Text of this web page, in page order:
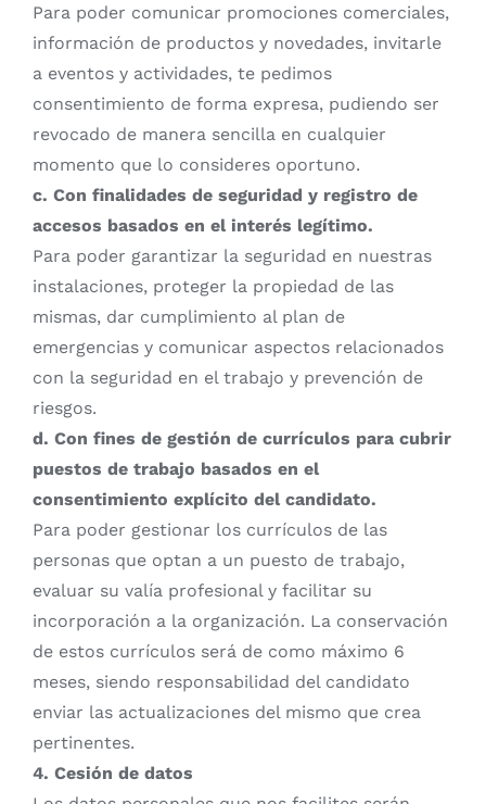
Para poder comunicar promociones comerciales,
información de productos y novedades, invitarle
a eventos y actividades, te pedimos
consentimiento de forma expresa, pudiendo ser
revocado de manera sencilla en cualquier
momento que lo consideres oportuno.
c. Con finalidades de seguridad y registro de
accesos basados en el interés legítimo.
Para poder garantizar la seguridad en nuestras
instalaciones, proteger la propiedad de las
mismas, dar cumplimiento al plan de
emergencias y comunicar aspectos relacionados
con la seguridad en el trabajo y prevención de
riesgos.
d. Con fines de gestión de currículos para cubrir
puestos de trabajo basados en el
consentimiento explícito del candidato.
Para poder gestionar los currículos de las
personas que optan a un puesto de trabajo,
evaluar su valía profesional y facilitar su
incorporación a la organización. La conservación
de estos currículos será de como máximo 6
meses, siendo responsabilidad del candidato
enviar las actualizaciones del mismo que crea
pertinentes.
4. Cesión de datos